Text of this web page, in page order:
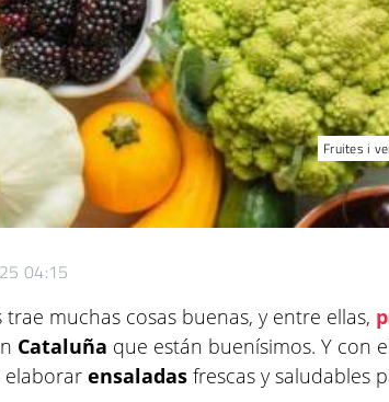
Fruites i
04:15
trae muchas cosas buenas, y entre ellas,
Cataluña que están buenísimos. Y con
elaborarensaladas frescas y saludables